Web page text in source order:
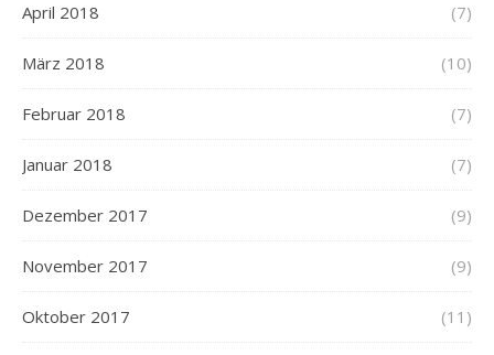
April 2018 (7)
März 2018 (10)
Februar 2018 (7)
Januar 2018 (7)
Dezember 2017 (9)
November 2017 (9)
Oktober 2017 (11)